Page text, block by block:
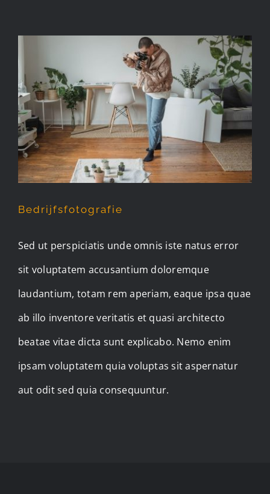
Bedrijfsfotografie
Bedrijfsfotografie
Sed ut perspiciatis unde omnis iste natus error
sit voluptatem accusantium doloremque
laudantium, totam rem aperiam, eaque ipsa quae
ab illo inventore veritatis et quasi architecto
beatae vitae dicta sunt explicabo. Nemo enim
ipsam voluptatem quia voluptas sit aspernatur
aut odit sed quia consequuntur.